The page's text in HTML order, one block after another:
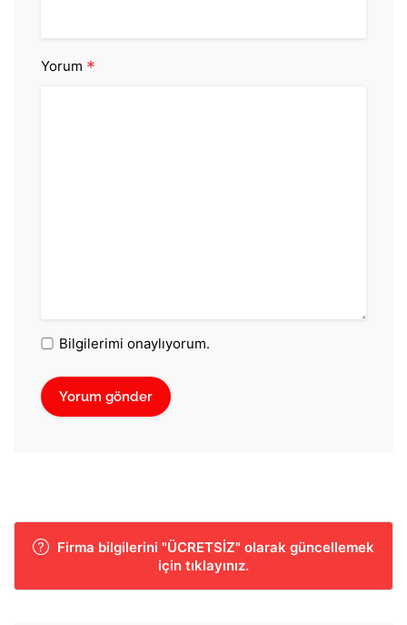
Yorum *
Bilgilerimi onaylıyorum.
Firma bilgilerini "ÜCRETSİZ" olarak güncellemek
için tıklayınız.